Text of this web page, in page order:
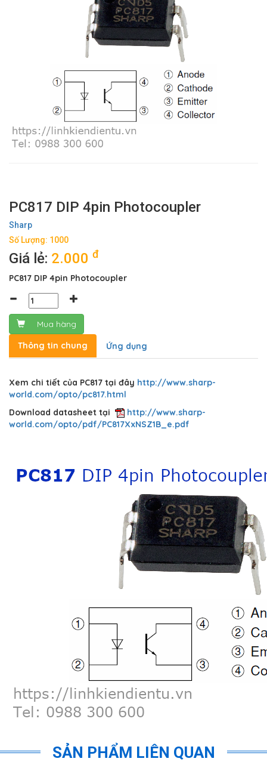
PC817 DIP 4pin Photocoupler
Sharp
Số Lượng: 1000
Giá lẻ: 2.000 đ
PC817 DIP 4pin Photocoupler
Mua hàng
Thông tin chung
Ứng dụng
Xem chi tiết của PC817 tại đây http://www.sharp-
world.com/opto/pc817.html
Download datasheet tại
http://www.sharp-
world.com/opto/pdf/PC817XxNSZ1B_e.pdf
SẢN PHẨM LIÊN QUAN